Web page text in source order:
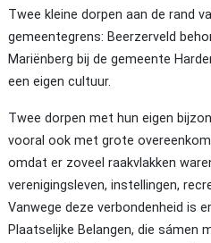
Twee kleine dorpen aan de rand
gemeentegrens: Beerzerveld
Mariënberg bij de gemeente
een eigen cultuur.
Twee dorpen met hun eigen
vooral ook met grote
omdat er zoveel raakvlakken
verenigingsleven, instellingen,
Vanwege deze verbondenheid is
Plaatselijke Belangen, die sámen